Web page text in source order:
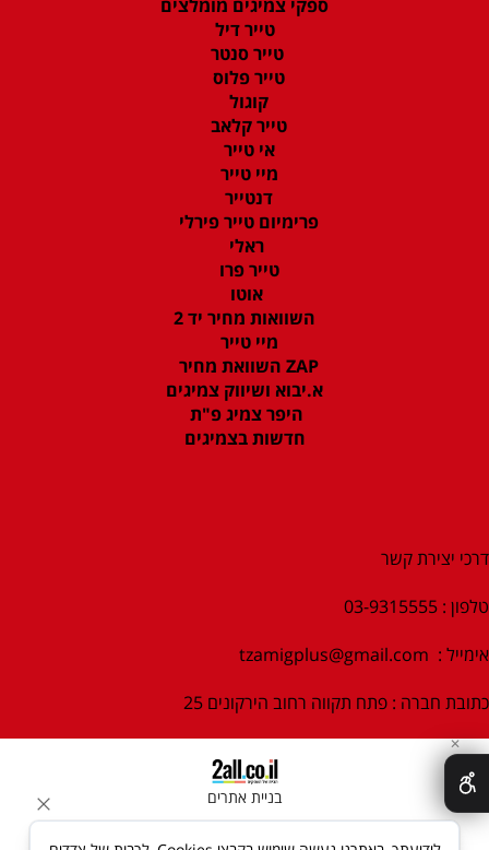
ספקי צמיגים מומלצים
טייר דיל
טייר סנטר
טייר פלוס
קוגול
טייר קלאב
אי טייר
מיי טייר
דנטייר
פרימיום טייר פירלי
ראלי
טייר פרו
אוטו
השוואות מחיר יד 2
מיי טייר
ZAP השוואת מחיר
א.יבוא ושיווק צמיגים
היפר צמיג פ"ת
חדשות בצמיגים
דרכי יצירת קשר
טלפון : 03-9315555
אימייל : tzamigplus@gmail.com
כתובת חברה : פתח תקווה רחוב הירקונים 25
בניית אתרים
✕